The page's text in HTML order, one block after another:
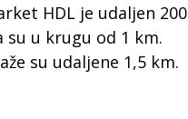
HDL je udaljen 200
u krugu od 1 km.
su udaljene 1,5 km.